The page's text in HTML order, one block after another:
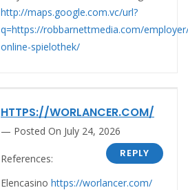
http://maps.google.com.vc/url?
q=https://robbarnettmedia.com/
online-spielothek/
HTTPS://WORLANCER.COM/
Posted On July 24, 2026
REPLY
References:
Elencasino https://worlancer.com/